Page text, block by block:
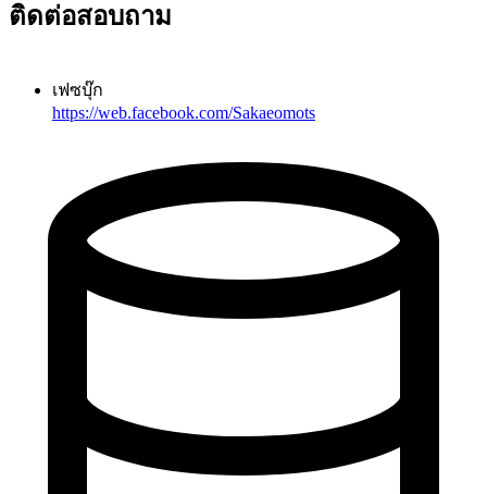
ติดต่อสอบถาม
เฟซบุ๊ก
https://web.facebook.com/Sakaeomots